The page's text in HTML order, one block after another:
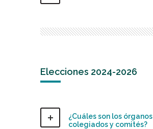
Elecciones 2024-2026
¿Cuáles son los órganos
colegiados y comités?